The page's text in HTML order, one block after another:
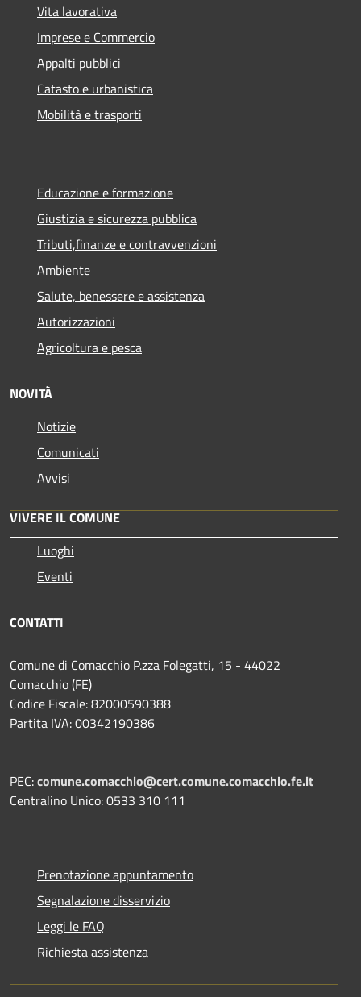
Vita lavorativa
Imprese e Commercio
Appalti pubblici
Catasto e urbanistica
Mobilità e trasporti
Educazione e formazione
Giustizia e sicurezza pubblica
Tributi,finanze e contravvenzioni
Ambiente
Salute, benessere e assistenza
Autorizzazioni
Agricoltura e pesca
NOVITÀ
Notizie
Comunicati
Avvisi
VIVERE IL COMUNE
Luoghi
Eventi
CONTATTI
Comune di Comacchio P.zza Folegatti, 15 - 44022
Comacchio (FE)
Codice Fiscale: 82000590388
Partita IVA: 00342190386
PEC:comune.comacchio@cert.comune.comacchio.fe.it
Centralino Unico: 0533 310 111
Prenotazione appuntamento
Segnalazione disservizio
Leggi le FAQ
Richiesta assistenza